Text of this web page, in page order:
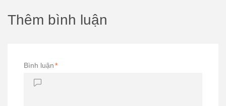
Thêm bình luận
Bình luận*